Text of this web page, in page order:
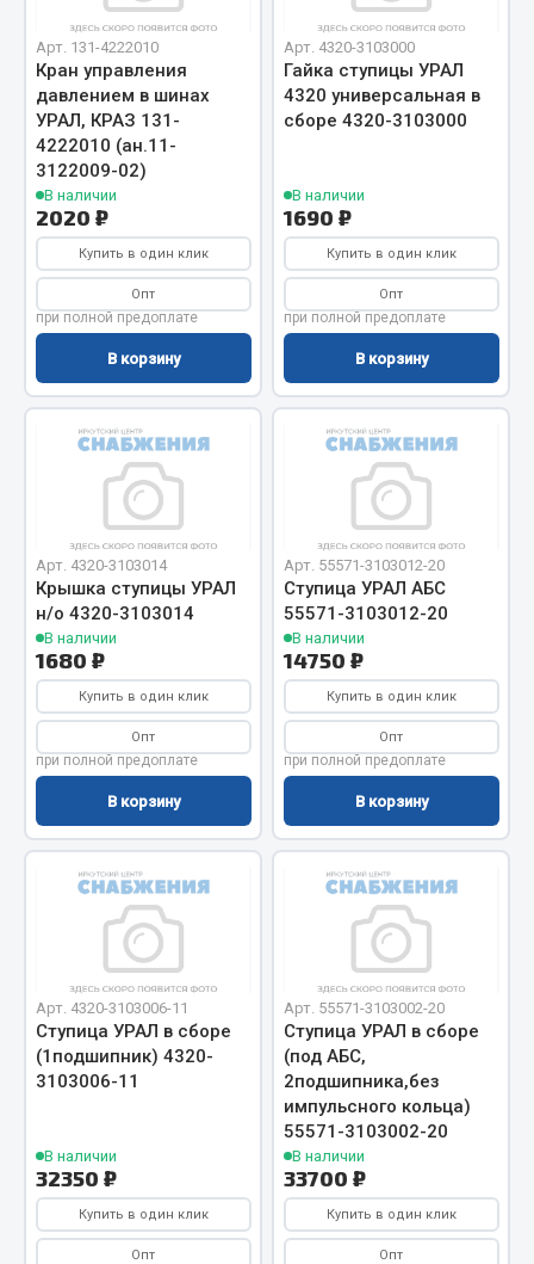
Манжеты
Паронит
Патрубки
Прокладки
Рукава высокого давления
Показать ещё
Весь раздел
Автомобильная электрика
Автолампы
Блоки реле и предохранителей
Вилки нагрузочные
Выключатели и переключатели клавишные
Выключатели кнопочные
Выключатель массы
Изолента
Показать ещё
Весь раздел
Запчасти на полуприцепы
Амортизаторы для полуприцепов
Весь раздел
Запчасти КамАЗ
Двигатель
Система питания
Система выпуска газа
Коробка передач
Коробка передач ZF
Показать ещё
Арт. 131-4222010
Кран управления
давлением в шинах
УРАЛ, КРАЗ 131-
4222010 (ан.11-
3122009-02)
В наличии
2020 ₽
Купить в один клик
Опт
при полной предоплате
В корзину
Арт. 4320-3103000
Гайка ступицы УРАЛ
4320 универсальная в
сборе 4320-3103000
В наличии
1690 ₽
Купить в один клик
Опт
при полной предоплате
В корзину
Арт. 4320-3103014
Крышка ступицы УРАЛ
н/о 4320-3103014
В наличии
1680 ₽
Купить в один клик
Опт
при полной предоплате
В корзину
Арт. 55571-3103012-20
Ступица УРАЛ АБС
55571-3103012-20
В наличии
14750 ₽
Купить в один клик
Опт
при полной предоплате
В корзину
Арт. 4320-3103006-11
Ступица УРАЛ в сборе
(1подшипник) 4320-
3103006-11
В наличии
32350 ₽
Купить в один клик
Опт
Арт. 55571-3103002-20
Ступица УРАЛ в сборе
(под АБС,
2подшипника,без
импульсного кольца)
55571-3103002-20
В наличии
33700 ₽
Купить в один клик
Опт